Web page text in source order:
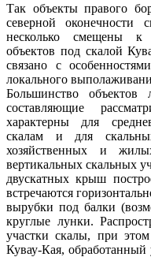
Так объекты правого
северной оконечности
несколько смещены к
объектов под скалой
связано с
локального
Большинство объектов
составляющие
характерны для
скалам и для
хозяйственных и
вертикальных скальных
двускатных крыш
встречаются
вырубки под балки
круглые лунки.
участки скалы, при
Кувау-Кая, обработанный